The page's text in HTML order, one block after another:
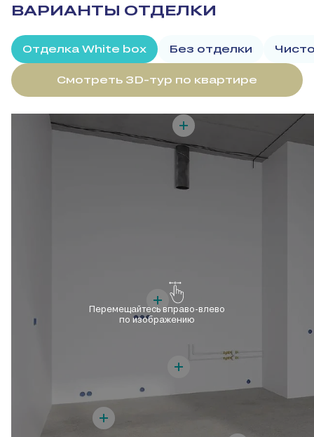
ВАРИАНТЫ ОТДЕЛКИ
Отделка White box Без отделки
Смотреть 3D-тур по квартире
Перемещайтесь вправо-влево
по изображению